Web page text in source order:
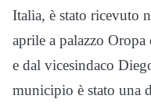
Italia, è stato ricevuto
aprile a palazzo
e dal vicesindaco
municipio è stato una